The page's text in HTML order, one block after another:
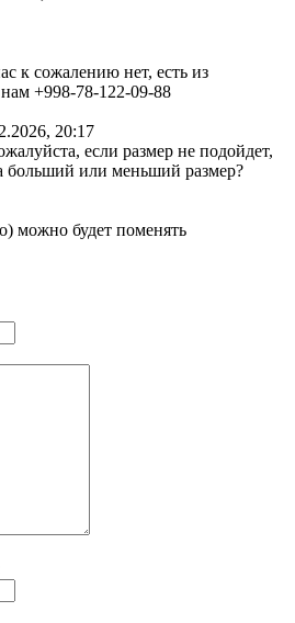
к сожалению нет, есть из
+998-78-122-09-88
20:17
если размер не подойдет,
больший или меньший размер?
можно будет поменять